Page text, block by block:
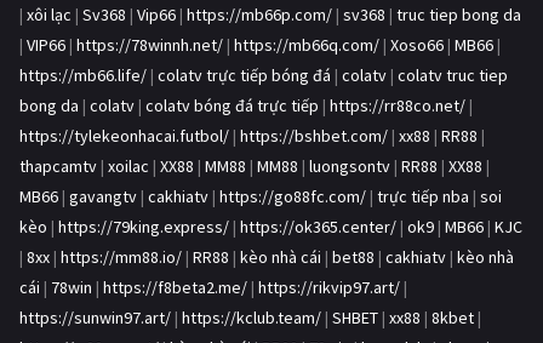
| xôi lạc | Sv368 | Vip66 | https://mb66p.com/ | sv368 | truc tiep bong da
| VIP66 | https://78winnh.net/ | https://mb66q.com/ | Xoso66 | MB66 |
https://mb66.life/ | colatv trực tiếp bóng đá | colatv | colatv truc tiep
bong da | colatv | colatv bóng đá trực tiếp | https://rr88co.net/ |
https://tylekeonhacai.futbol/ | https://bshbet.com/ | xx88 | RR88 |
thapcamtv | xoilac | XX88 | MM88 | MM88 | luongsontv | RR88 | XX88 |
MB66 | gavangtv | cakhiatv | https://go88fc.com/ | trực tiếp nba | soi
kèo | https://79king.express/ | https://ok365.center/ | ok9 | MB66 | KJC
| 8xx | https://mm88.io/ | RR88 | kèo nhà cái | bet88 | cakhiatv | kèo nhà
cái | 78win | https://f8beta2.me/ | https://rikvip97.art/ |
https://sunwin97.art/ | https://kclub.team/ | SHBET | xx88 | 8kbet |